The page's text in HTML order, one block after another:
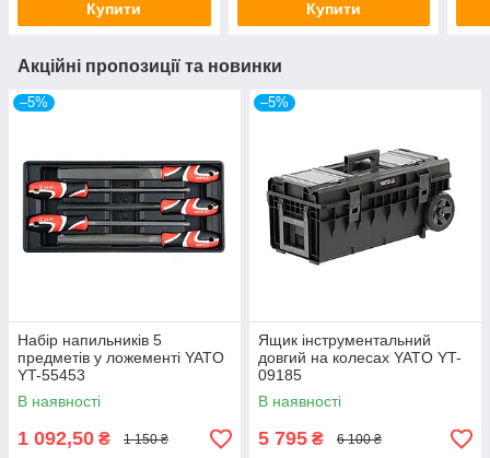
Купити Купити
Акційні пропозиції та новинки
–5%
Набір напильників 5
предметів у ложементі YATO
YT-55453
В наявності
1 092,50 ₴ 1 150 ₴
–5%
Ящик інструментальний
довгий на колесах YATO YT-
09185
В наявності
5 795 ₴ 6 100 ₴